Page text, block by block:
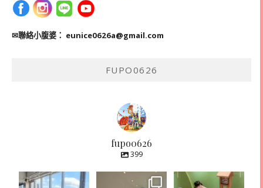
✉聯絡小腹婆： eunice0626a@gmail.com
FUPO0626
fupo0626
399